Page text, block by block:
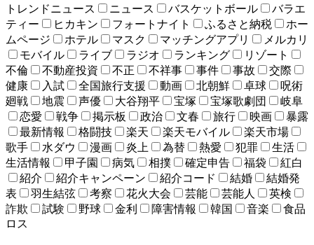
トレンドニュース
ニュース バスケットボール
バラエ
ティー
ヒカキン フォートナイト ふるさと納税
ホー
ムページ
ホテル マスク マッチングアプリ
メルカリ
モバイル
ライブ ラジオ ランキング
リゾート
不倫
不動産投資 不正 不祥事 事件 事故
交際
健康
入試 全国旅行支援 動画 北朝鮮 卓球
呪術
廻戦
地震 声優 大谷翔平 宝塚 宝塚歌劇団
岐阜
恋愛
戦争 掲示板 政治 文春 旅行 映画
暴露
最新情報
格闘技 楽天 楽天モバイル
楽天市場
歌手
水ダウ 漫画 炎上 為替 熱愛 犯罪
生活
生活情報
甲子園 病気 相撲 確定申告 福袋
紅白
紹介
紹介キャンペーン 紹介コード 結婚
結婚発
表
羽生結弦 考察 花火大会 芸能 芸能人
英検
詐欺
試験 野球 金利 障害情報 韓国 音楽
食品
ロス